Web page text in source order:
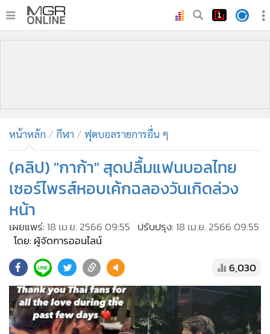
• บันเทิง
ผู้จัดการรายวัน
• คอลัมนิสต์
• ละคร
• CbizReview
• Cyber BIZ
• Good health & Well-being
• Green Innovation & SD
• Management & HR
• MGR Live
หน้าหลัก กีฬา ฟุตบอลรายการอื่น ๆ
(คลิป) "กาก้า" สุดปลื้มแฟนบอลไทย
เซอร์ไพรส์หอบเค้กฉลองวันเกิดล่วง
หน้า
เผยแพร่: 18 เม.ย. 2566 09:55 ปรับปรุง: 18 เม.ย. 2566 09:55
โดย: ผู้จัดการออนไลน์
6,030